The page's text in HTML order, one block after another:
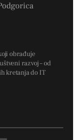
obrađuje
razvoj – od
kretanja do IT